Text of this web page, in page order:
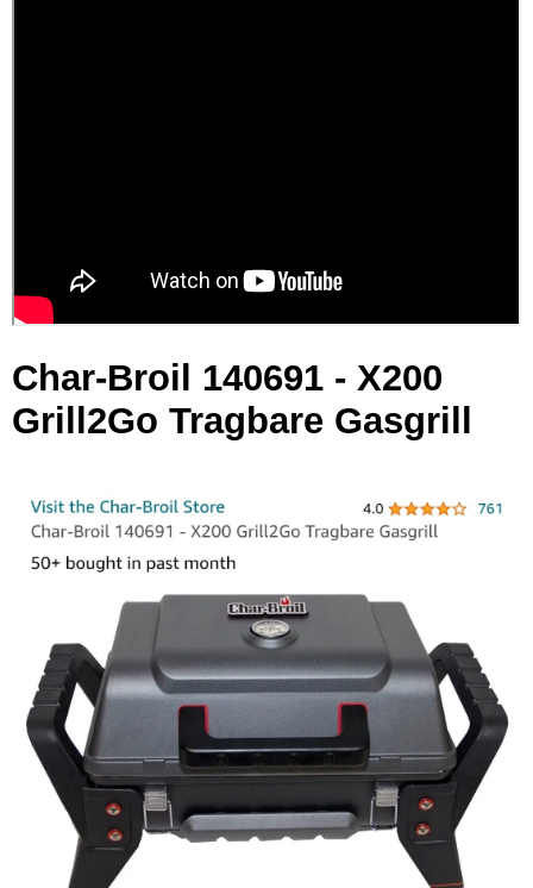
Char-Broil 140691 - X200
Grill2Go Tragbare Gasgrill